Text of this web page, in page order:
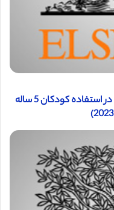
دانلود ترجمه مقاله نقش کنترل بازدارنده در استفاده کودکان 5 ساله